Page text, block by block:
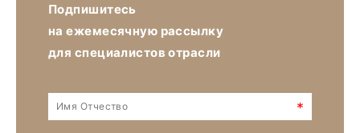
Подпишитесь
на ежемесячную рассылку
для специалистов отрасли
*